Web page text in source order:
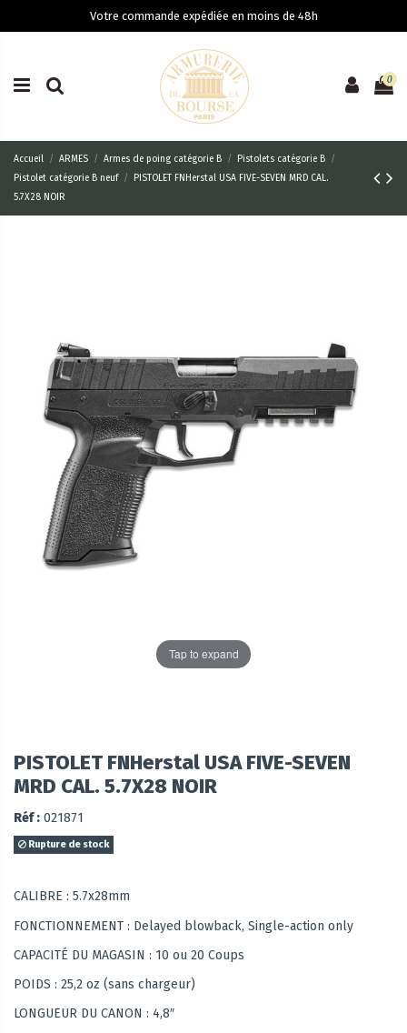
Votre commande expédiée en moins de 48h
0
Accueil ARMES Armes de poing catégorie B
Pistolets catégorie B
Pistolet catégorie B neuf
PISTOLET FNHerstal USA FIVE-SEVEN MRD CAL.
5.7X28 NOIR
Tap to expand
PISTOLET FNHerstal USA FIVE-SEVEN
MRD CAL. 5.7X28 NOIR
Réf : 021871
Rupture de stock
CALIBRE : 5.7x28mm
FONCTIONNEMENT : Delayed blowback, Single-action only
CAPACITÉ DU MAGASIN : 10 ou 20 Coups
POIDS : 25,2 oz (sans chargeur)
LONGUEUR DU CANON : 4,8″